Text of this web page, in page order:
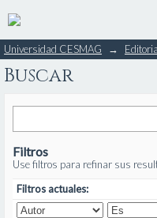
Buscar
Universidad CESMAG →
Buscar
Filtros
Use filtros para refinar sus
Filtros actuales: